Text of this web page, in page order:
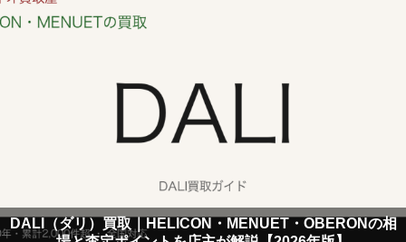
DALI（ダリ）買取｜HELICON・MENUET・OBERONの相